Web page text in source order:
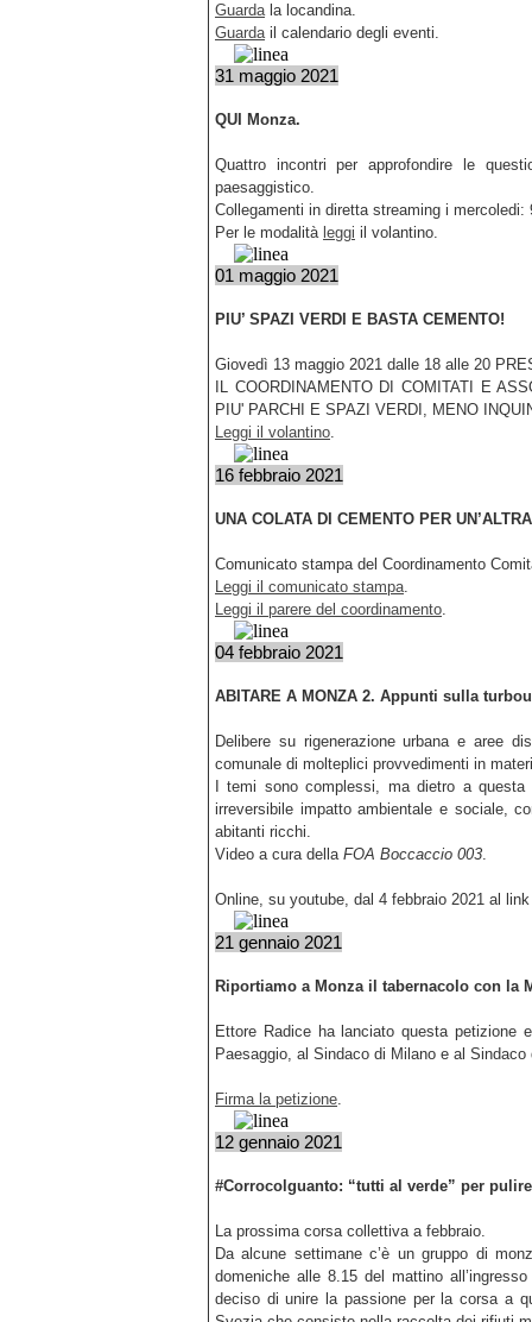
Guardala locandina.
Guardail calendario degli eventi.
31 maggio 2021
QUI Monza.
Quattro incontri per approfondire le
paesaggistico.
Collegamenti in diretta streaming i
Per le modalità leggi il volantino.
01 maggio 2021
PIU’ SPAZI VERDI E BASTA CEMENTO!
Giovedì 13 maggio 2021 dalle 18 alle 20
IL COORDINAMENTO DI COMITATI E
PIU' PARCHI E SPAZI VERDI, MENO
Leggi il volantino.
16 febbraio 2021
UNA COLATA DI CEMENTO PER
Comunicato stampa del Coordinamento
Leggi il comunicato stampa.
Leggi il parere del coordinamento.
04 febbraio 2021
ABITARE A MONZA 2. Appunti sulla
Delibere su rigenerazione urbana e aree
comunale di molteplici provvedimenti in
I temi sono complessi, ma dietro a
irreversibile impatto ambientale e sociale,
abitanti ricchi.
Video a cura della FOA Boccaccio 003.
Online, su youtube, dal 4 febbraio 2021 al
21 gennaio 2021
Riportiamo a Monza il tabernacolo con la
Ettore Radice ha lanciato questa petizione
Paesaggio, al Sindaco di Milano e al Sindaco
Firma la petizione.
12 gennaio 2021
#Corrocolguanto: “tutti al verde” per
La prossima corsa collettiva a febbraio.
Da alcune settimane c’è un gruppo di
domeniche alle 8.15 del mattino
deciso di unire la passione per la corsa a